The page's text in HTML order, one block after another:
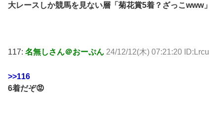
大レースしか競馬を見ない層「菊花賞5着？ざっこwww」
117: 名無しさん＠おーぷん 24/12/12(木) 07:21:20 ID:Lrcu
>>116
6着だぞ😡